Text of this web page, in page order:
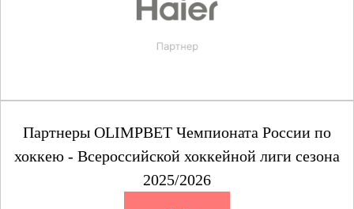
Партнеры OLIMPBET Чемпионата России по
хоккею - Всероссийской хоккейной лиги сезона
2025/2026